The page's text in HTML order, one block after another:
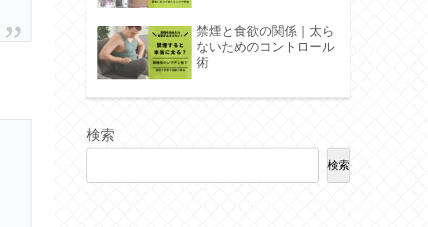
禁煙と食欲の関係｜太ら
ないためのコントロール
術
検索
検索